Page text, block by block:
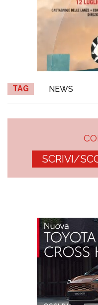
TAG NEWS
SCRIVI/